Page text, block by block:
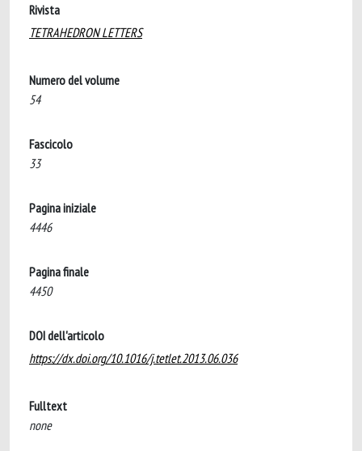
Rivista
TETRAHEDRON LETTERS
Numero del volume
54
Fascicolo
33
Pagina iniziale
4446
Pagina finale
4450
DOI dell'articolo
https://dx.doi.org/10.1016/j.tetlet.2013.06.036
Fulltext
none